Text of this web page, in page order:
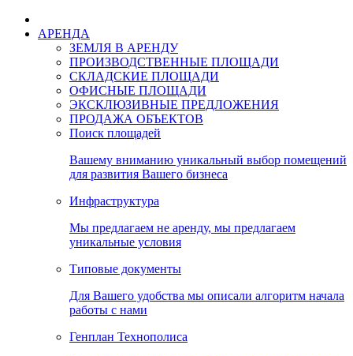
АРЕНДА
ЗЕМЛЯ В АРЕНДУ
ПРОИЗВОДСТВЕННЫЕ ПЛОЩАДИ
СКЛАДСКИЕ ПЛОЩАДИ
ОФИСНЫЕ ПЛОЩАДИ
ЭКСКЛЮЗИВНЫЕ ПРЕДЛОЖЕНИЯ
ПРОДАЖА ОБЪЕКТОВ
Поиск площадей
Вашему вниманию уникальный выбор помещений
для развития Вашего бизнеса
Инфраструктура
Мы предлагаем не аренду, мы предлагаем
уникальные условия
Типовые документы
Для Вашего удобства мы описали алгоритм начала
работы с нами
Генплан Технополиса